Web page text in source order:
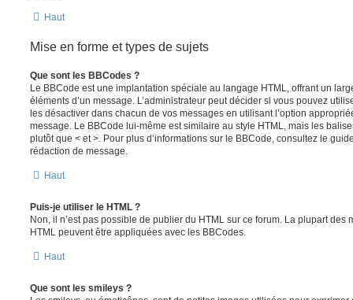
Haut
Mise en forme et types de sujets
Que sont les BBCodes ?
Le BBCode est une implantation spéciale au langage HTML, offrant un
éléments d’un message. L’administrateur peut décider si vous pouvez
les désactiver dans chacun de vos messages en utilisant l’option
message. Le BBCode lui-même est similaire au style HTML, mais les
plutôt que < et >. Pour plus d’informations sur le BBCode, consultez le
rédaction de message.
Haut
Puis-je utiliser le HTML ?
Non, il n’est pas possible de publier du HTML sur ce forum. La plupart des
HTML peuvent être appliquées avec les BBCodes.
Haut
Que sont les smileys ?